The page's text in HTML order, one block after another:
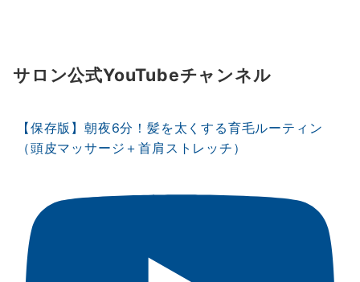
サロン公式YouTubeチャンネル
【保存版】朝夜6分！髪を太くする育毛ルーティン
（頭皮マッサージ＋首肩ストレッチ）